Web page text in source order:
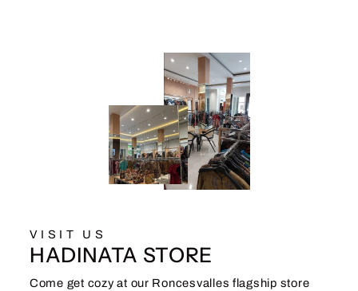
VISIT US
HADINATA STORE
Come get cozy at our Roncesvalles flagship store